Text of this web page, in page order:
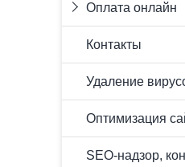
Оплата онлайн
Оплата не
Контакты
Удаление
Оптимизация
SEO-надзор,